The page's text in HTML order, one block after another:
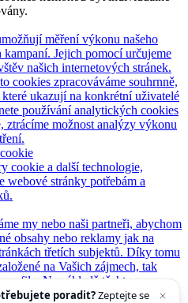
měření výkonu našeho
Jejich pomocí určujeme
našich internetových stránek.
cookies zpracováváme souhrnně,
ukazují na konkrétní uživatelé
používání analytických cookies
ztrácíme možnost analýzy výkonu
cookie a další technologie,
webové stránky potřebám a
my nebo naši partneři, abychom
obsahy nebo reklamy jak na
třetích subjektů. Díky tomu
na Vašich zájmech, tak
Na základě těchto
bezprostřední identifikace
se našeho asistentaCh